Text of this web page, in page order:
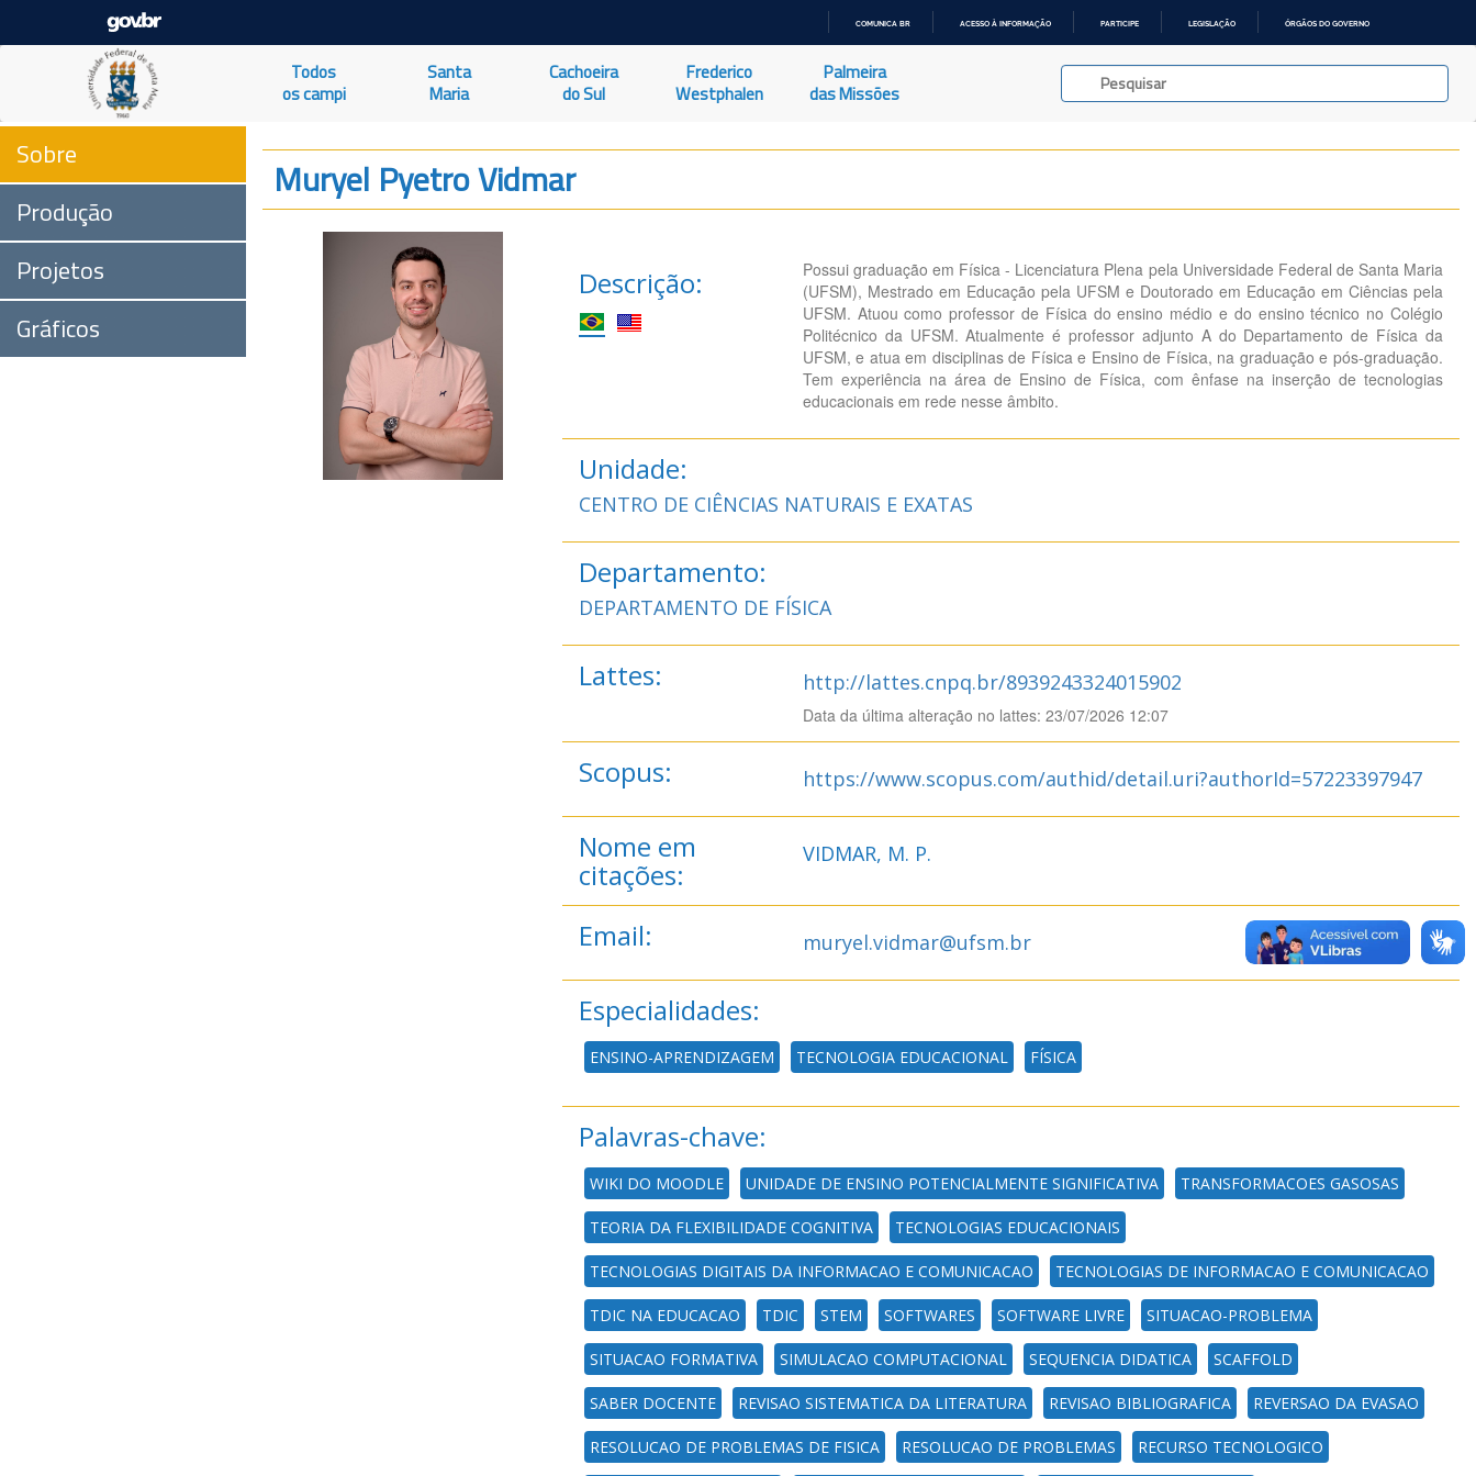
O
COMUNICA BR ACESSO À INFORMAÇÃO PARTICIPE LEGISLAÇÃO ÓRGÃOS DO GOVERNO
Todos
os campi
Santa
Maria
Cachoeira
do Sul
Frederico
Westphalen
Palmeira
das Missões
Sobre
Produção
Projetos
Gráficos
Muryel Pyetro Vidmar
Descrição:
Possui graduação em Física - Licenciatura Plena pela Universidade Federal de Santa Maria
(UFSM), Mestrado em Educação pela UFSM e Doutorado em Educação em Ciências pela
UFSM. Atuou como professor de Física do ensino médio e do ensino técnico no Colégio
Politécnico da UFSM. Atualmente é professor adjunto A do Departamento de Física da
UFSM, e atua em disciplinas de Física e Ensino de Física, na graduação e pós-graduação.
Tem experiência na área de Ensino de Física, com ênfase na inserção de tecnologias
educacionais em rede nesse âmbito.
Unidade:
CENTRO DE CIÊNCIAS NATURAIS E EXATAS
Departamento:
DEPARTAMENTO DE FÍSICA
Lattes: http://lattes.cnpq.br/8939243324015902
Data da última alteração no lattes: 23/07/2026 12:07
Scopus: https://www.scopus.com/authid/detail.uri?authorId=57223397947
Nome em
citações:
VIDMAR, M. P.
Email: muryel.vidmar@ufsm.br
Especialidades:
ENSINO-APRENDIZAGEM TECNOLOGIA EDUCACIONAL FÍSICA
Palavras-chave:
WIKI DO MOODLE UNIDADE DE ENSINO POTENCIALMENTE SIGNIFICATIVA TRANSFORMACOES GASOSAS
TEORIA DA FLEXIBILIDADE COGNITIVA TECNOLOGIAS EDUCACIONAIS
TECNOLOGIAS DIGITAIS DA INFORMACAO E COMUNICACAO TECNOLOGIAS DE INFORMACAO E COMUNICACAO
TDIC NA EDUCACAO TDIC STEM SOFTWARES SOFTWARE LIVRE SITUACAO-PROBLEMA
SITUACAO FORMATIVA SIMULACAO COMPUTACIONAL SEQUENCIA DIDATICA SCAFFOLD
SABER DOCENTE REVISAO SISTEMATICA DA LITERATURA REVISAO BIBLIOGRAFICA REVERSAO DA EVASAO
RESOLUCAO DE PROBLEMAS DE FISICA RESOLUCAO DE PROBLEMAS RECURSO TECNOLOGICO